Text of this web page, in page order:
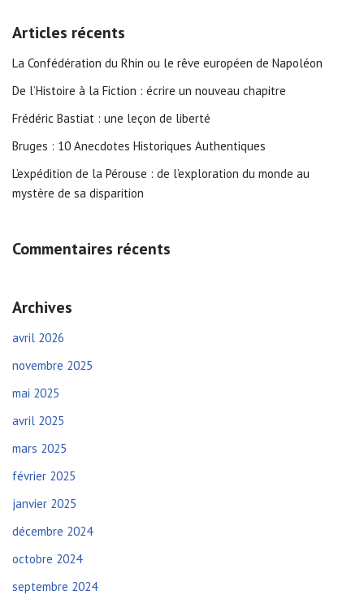
Articles récents
La Confédération du Rhin ou le rêve européen de Napoléon
De l’Histoire à la Fiction : écrire un nouveau chapitre
Frédéric Bastiat : une leçon de liberté
Bruges : 10 Anecdotes Historiques Authentiques
L’expédition de la Pérouse : de l’exploration du monde au
mystère de sa disparition
Commentaires récents
Archives
avril 2026
novembre 2025
mai 2025
avril 2025
mars 2025
février 2025
janvier 2025
décembre 2024
octobre 2024
septembre 2024